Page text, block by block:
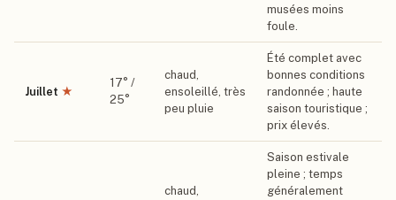
musées moins
foule.
Juillet ★
17° /
25°
chaud,
ensoleillé, très
peu pluie
Été complet avec
bonnes conditions
randonnée ; haute
saison touristique ;
prix élevés.
chaud,
Saison estivale
pleine ; temps
généralement